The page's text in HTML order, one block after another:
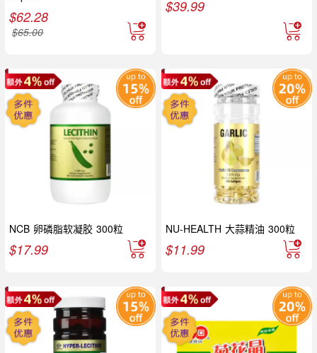
$62.28
$65.00
$39.99
NCB 卵磷脂软凝胶 300粒
$17.99
NU-HEALTH 大蒜精油 300粒
$11.99